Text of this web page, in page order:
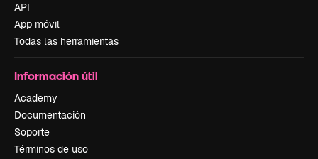
API
App móvil
Todas las herramientas
Información útil
Academy
Documentación
Soporte
Términos de uso